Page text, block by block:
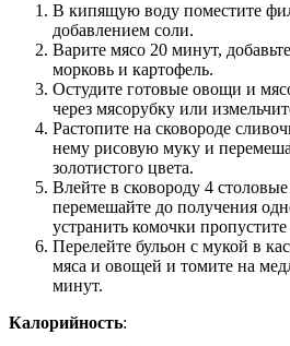
В кипящую воду поместите
добавлением соли.
Варите мясо 20 минут,
морковь и картофель.
Остудите готовые овощи и
через мясорубку или
Растопите на сковороде
нему рисовую муку и
золотистого цвета.
Влейте в сковороду 4
перемешайте до получения
устранить комочки
Перелейте бульон с мукой в
мяса и овощей и томите на
минут.
Калорийность: